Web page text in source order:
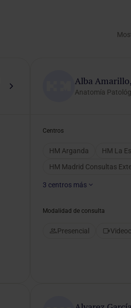
Alba
Anatomía
Centros
HM Arganda HM La
HM Madrid Consultas
3 centros más
Modalidad de consulta
Presencial